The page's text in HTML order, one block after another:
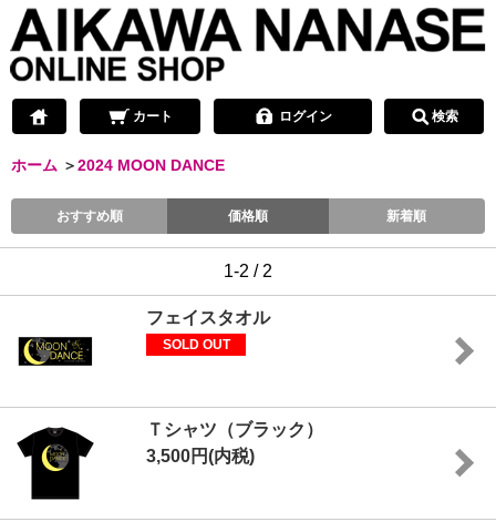
カート ログイン 検索
ホーム ＞2024 MOON DANCE
おすすめ順 価格順 新着順
1-2 / 2
フェイスタオル
SOLD OUT
Ｔシャツ（ブラック）
3,500円(内税)